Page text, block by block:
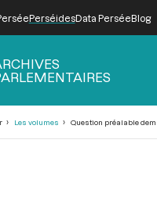
PerséidesData PerséeBlog
Les volumes Question préalable